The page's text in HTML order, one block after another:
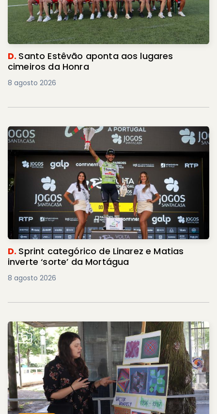
D. Santo Estêvão aponta aos lugares
cimeiros da Honra
8 agosto 2026
D. Sprint categórico de Linarez e Matias
inverte ‘sorte’ da Mortágua
8 agosto 2026